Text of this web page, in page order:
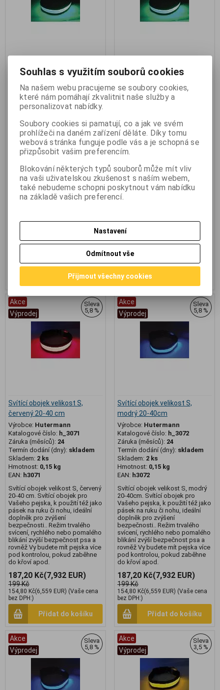
Svítící obojek velikost S,
zelený 20-40cm
Výrobce:Hutermann
Katalogové číslo:h_3069
Záruka (měsíců):24
Termín dodání (dny):
Skladem:2 ks
Hmotnost:0,15 kg
EAN:h3069
Svítící obojek velikost S, zelený
Vašeho pejska, k použití též jako
pásek na ruku či nohu, ideální
doplněk pro zvýšení
bezpečnosti.. Voděodolné
provedení s jasně podsvětleným
187,20 Kč(7,932 EUR)
199 Kč
(Vaše cena
bez DPH:)
Přidat do košíku
Svítící obojek velikost L,
zelený 40-60cm
Výrobce:Hutermann
Katalogové číslo:h_3073
Skladem:2 ks
Hmotnost:
0,15 kg
EAN: h3073
Svítící obojek velikost L, zelený
Vašeho pejska, k použití též jako
pásek na ruku či nohu, ideální
doplněk pro zvýšení
bezpečnosti.. Režim trvalého
svícení, rychlého nebo pomalého
187,20 Kč(7,932 EUR)
199 Kč
154,80 Kč
Přidat do košíku
Akce
Výprodej
Sleva
5,8 %
Svítící obojek velikost S,
červený 20-40 cm
Výrobce: Hutermann
Katalogové číslo: h_3071
Záruka (měsíců): 24
Termín dodání (dny): skladem
Skladem: 2 ks
Hmotnost: 0,15 kg
EAN: h3071
Svítící obojek velikost S, červený
20-40 cm. Svítící obojek pro
Vašeho pejska, k použití též jako
pásek na ruku či nohu, ideální
doplněk pro zvýšení
bezpečnosti.. Režim trvalého
svícení, rychlého nebo pomalého
blikání zvýší bezpečnost psa a
rovněž Vy budete mít pejska více
pod kontrolou, pokud zaběhne
do křoví apod.
187,20 Kč(7,932 EUR)
199 Kč
154,80 Kč(6,559 EUR) (Vaše cena
bez DPH:)
Přidat do košíku
Akce
Výprodej
Sleva
5,8 %
Svítící obojek velikost S,
modrý 20-40cm
Výrobce: Hutermann
Katalogové číslo: h_3072
Záruka (měsíců): 24
Termín dodání (dny): skladem
Skladem: 2 ks
Hmotnost: 0,15 kg
EAN: h3072
Svítící obojek velikost S, modrý
20-40cm. Svítící obojek pro
Vašeho pejska, k použití též jako
pásek na ruku či nohu, ideální
doplněk pro zvýšení
bezpečnosti.. Režim trvalého
svícení, rychlého nebo pomalého
blikání zvýší bezpečnost psa a
rovněž Vy budete mít pejska více
pod kontrolou, pokud zaběhne
do křoví apod.
187,20 Kč(7,932 EUR)
199 Kč
154,80 Kč(6,559 EUR) (Vaše cena
bez DPH:)
Přidat do košíku
Akce
Výprodej
Sleva
5,8 %
Akce
Výprodej
Sleva
3,5 %
Souhlas s využitím souborů cookies
Na našem webu pracujeme se soubory cookies,
které nám pomáhají zkvalitnit naše služby a
personalizovat nabídky.
Soubory cookies si pamatují, co a jak ve svém
prohlížeči na daném zařízení děláte. Díky tomu
webová stránka funguje podle vás a je schopná se
přizpůsobit vašim preferencím.
Blokování některých typů souborů může mít vliv
na vaši uživatelskou zkušenost s naším webem,
také nebudeme schopni poskytnout vám nabídku
na základě vašich preferencí.
Nastavení
Odmítnout vše
Přijmout všechny cookies